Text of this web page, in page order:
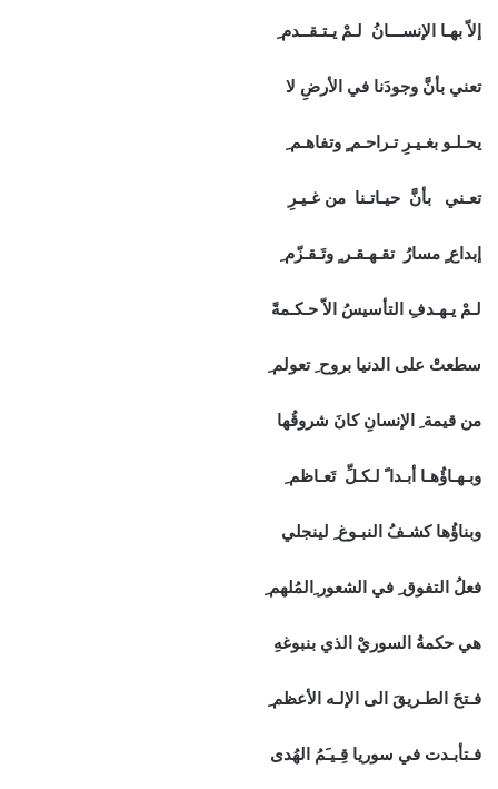
إلاّ بهـا الإنســـانُ لـمْ يـتـقــدم ِ
تعني بأنَّ وجودَنا في الأرضِ لا
يحـلـو بغـيـرِ تـراحـم ٍ وتفاهـم ِ
تعـني بأنَّ حيـاتـنا من غـيـرِ
إبداع ٍ مسارُ تقـهـقـر ٍ وتَـقـزّم ِ
لـمْ يـهـدفِ التأسيسُ الاّ حـكـمةً
سطعتْ على الدنيا بروح ِ تعولم ِ
من قيمة ِ الإنسانِ كانَ شروقُها
وبـهـاؤُهـا أبـدا ً لـكـلِّ تَعـاظم ِ
وبناؤُها كشـفُ النبـوغ ِ لينجلي
فعلُ التفوق ِ في الشعور ِالمُلهم ِ
هي حكمةُ السوريْ الذي بنبوغهِ
فـتحَ الطـريقَ الى الإلـه الأعظم ِ
فـتأبـدت في سوريا قِـيـَمُ الهُدى